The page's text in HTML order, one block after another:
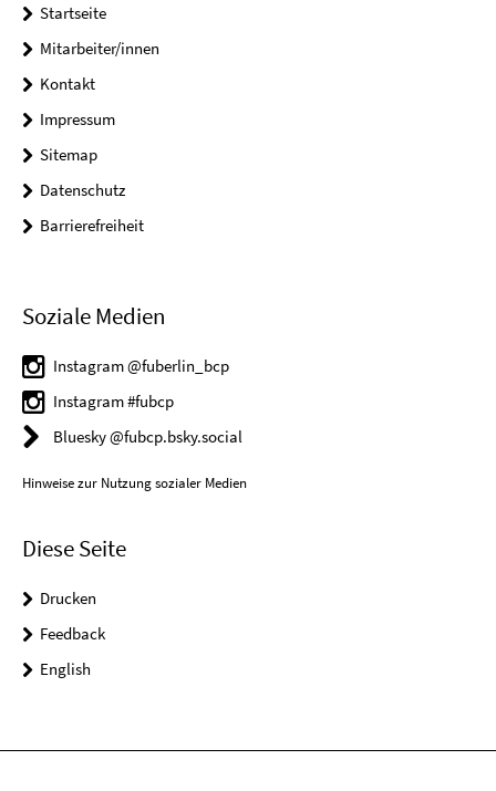
Startseite
Mitarbeiter/innen
Kontakt
Impressum
Sitemap
Datenschutz
Barrierefreiheit
Soziale Medien
Instagram @fuberlin_bcp
Instagram #fubcp
Bluesky @fubcp.bsky.social
Hinweise zur Nutzung sozialer Medien
Diese Seite
Drucken
Feedback
English